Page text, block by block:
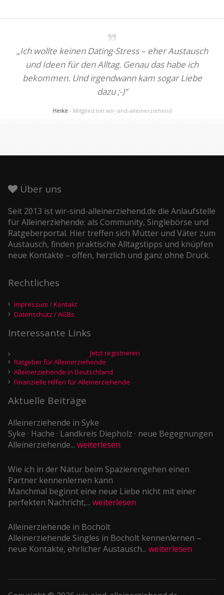
„Ich wollte keinen Dating-Stress – eher Austausch
und Ideen für den Alltag. Genau das habe ich
bekommen. Und irgendwann kam sogar Liebe
dazu ;-)“
Heike - Mitglied bei wir-sind-alleinerziehend
Über uns
Seit 2013 ist wir-sind-alleinerziehend.de die Anlaufstelle
für Alleinerziehende: als Community, Singlebörse und
Ratgeberportal. Hier treffen sich Mütter und Väter zum
Austausch, finden praktische Alltagstipps und knüpfen
neue Kontakte – offen, herzlich und ganz ohne Druck.
Rechtliches
Impressum / Kontakt
Datenschutz / AGBs
Interessante Links
Jetzt registrieren
Ratgeber für Alleinerziehende
Alleinerziehende in Deutschland
Finanzielle Hilfen für Alleinerziehende
Aktuelle Beiträge
Alleinerziehende in Syke
Syke · Hache · Landkreis Diepholz · neue Begegnungen
Alleinerziehende... weiterlesen
Wie ich in der Natur beim Spazierengehen einen
Partner kennenlernen kann
Manchmal beginnt eine neue Liebe nicht mit einer
perfekten Nachricht,... weiterlesen
Alleinerziehende in Bocholt
Alleinerziehende Singles in Bocholt kennenlernen –
neue Kontakte, ehrlicher Austausch... weiterlesen